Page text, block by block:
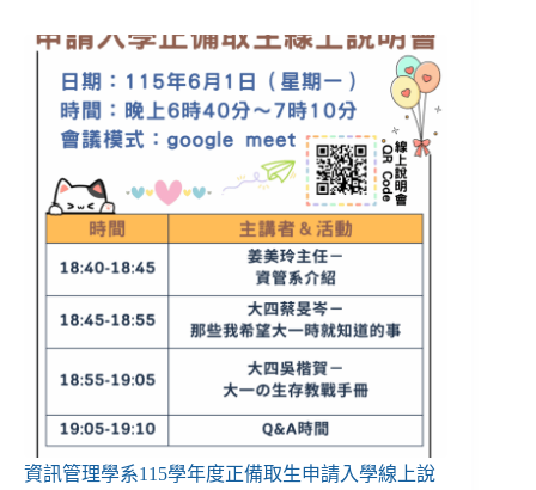
資訊管理學系115學年度正備取生申請入學線上說